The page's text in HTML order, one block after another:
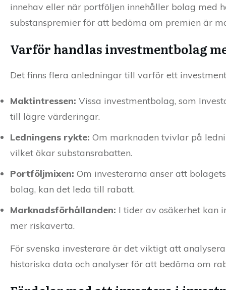
innehav eller när portföljen innehåller bolag med
substanspremier för att bedöma om premien är
Varför handlas investmentbolag
Det finns flera anledningar till varför ett
Maktintressen: Vissa investmentbolag, som
till lägre värderingar.
Ledningens rykte: Om marknaden tvivlar på
vilket ökar substansrabatten.
Portföljmixen: Om investerarna anser att
bolag, kan det leda till rabatt.
Marknadsförhållanden: I tider av osäkerhet kan
mer riskaverta.
För svenska investerare är det viktigt att
historiska data och analyser för att bedöma om